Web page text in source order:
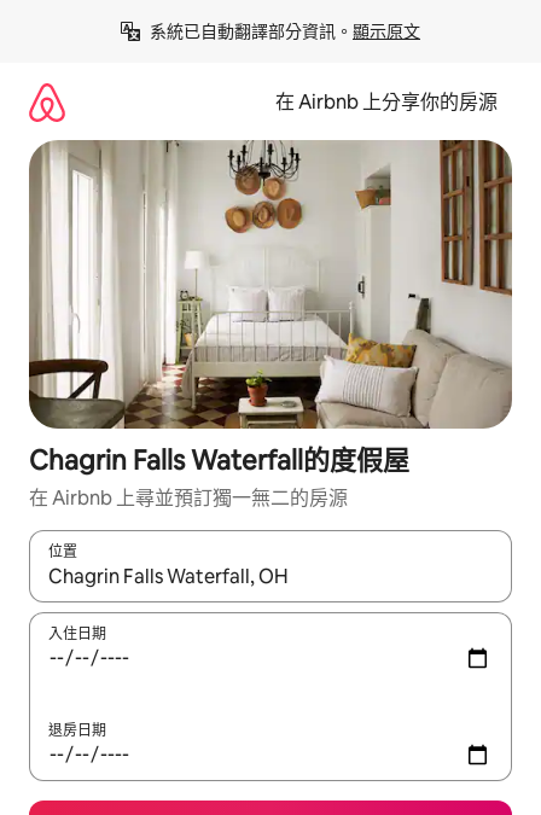
系統已自動翻譯部分資訊。 顯示原文
在 Airbnb 上分享你的房源
Chagrin Falls Waterfall的度假屋
在 Airbnb 上尋並預訂獨一無二的房源
位置
如有搜尋結果，瀏覽內容時請使用上下箭頭，或輕點、滑動裝置。
入住日期
退房日期